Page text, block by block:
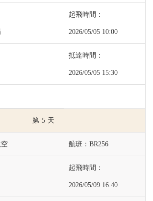
2026/05/05 10:00
2026/05/05 15:30
5
BR256
2026/05/09 16:40